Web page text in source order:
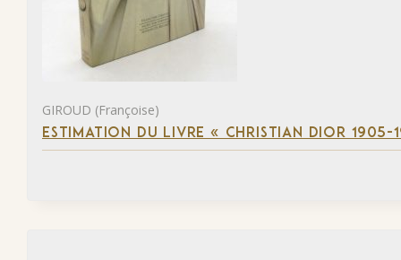
GIROUD (Françoise)
ESTIMATION DU LIVRE « CHRISTIAN DIOR 1905-